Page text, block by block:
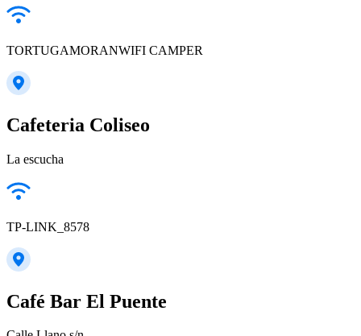
TORTUGAMORANWIFI CAMPER
Cafeteria Coliseo
La escucha
TP-LINK_8578
Café Bar El Puente